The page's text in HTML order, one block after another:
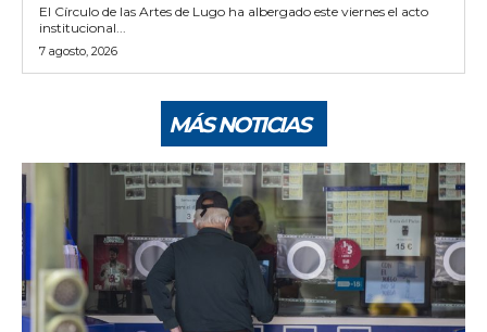
El Círculo de las Artes de Lugo ha albergado este viernes el acto
institucional...
7 agosto, 2026
MÁS NOTICIAS